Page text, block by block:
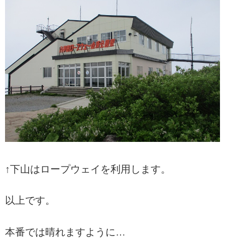
↑下山はロープウェイを利用します。
以上です。
本番では晴れますように…